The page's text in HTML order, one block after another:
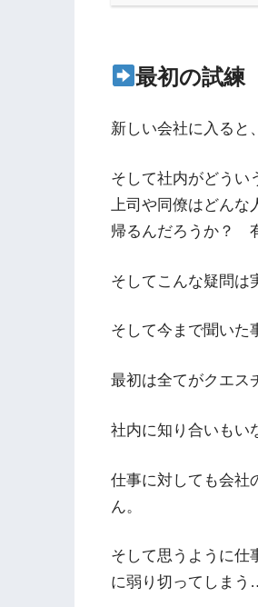
最初の試練
新しい会社に入ると
そして社内がどう
上司や同僚はどん
帰るんだろうか？
そしてこんな疑問は
そして今まで聞いた
最初は全てがクエス
社内に知り合いもい
仕事に対しても会社
ん。
そして思うように仕
に弱り切ってしま